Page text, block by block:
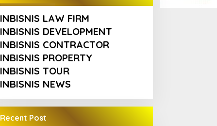
INBISNIS LAW FIRM
INBISNIS DEVELOPMENT
INBISNIS CONTRACTOR
INBISNIS PROPERTY
INBISNIS TOUR
INBISNIS NEWS
Recent Post